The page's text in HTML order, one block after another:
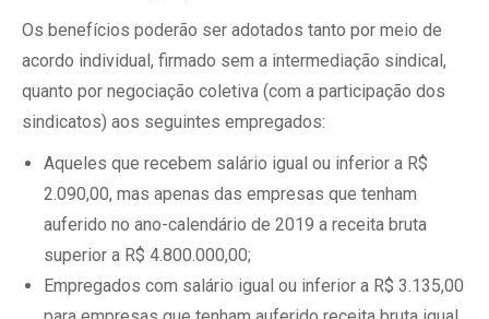
Os benefícios poderão ser adotados tanto por meio de
acordo individual, firmado sem a intermediação sindical,
quanto por negociação coletiva (com a participação dos
sindicatos) aos seguintes empregados:
Aqueles que recebem salário igual ou inferior a R$
2.090,00, mas apenas das empresas que tenham
auferido no ano-calendário de 2019 a receita bruta
superior a R$ 4.800.000,00;
Empregados com salário igual ou inferior a R$ 3.135,00